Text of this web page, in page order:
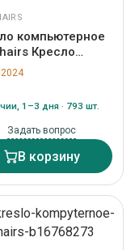
компьютерное
Кресло
TopChairs
белый арт.
1–3 дня · 793 шт.
Задать вопрос
В корзину